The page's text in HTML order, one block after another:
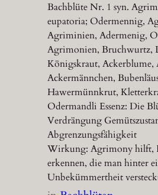
Bachblüte Nr. 1 syn.
eupatoria; Odermennig,
Agriminien, Adermenig,
Agrimonien, Bruchwurtz,
Königskraut, Ackerblume,
Ackermännchen,
Hawermünnkrut,
Odermandli Essenz: Die
Verdrängung
Abgrenzungsfähigkeit
Wirkung: Agrimony hilft,
erkennen, die man hinter
Unbekümmertheit